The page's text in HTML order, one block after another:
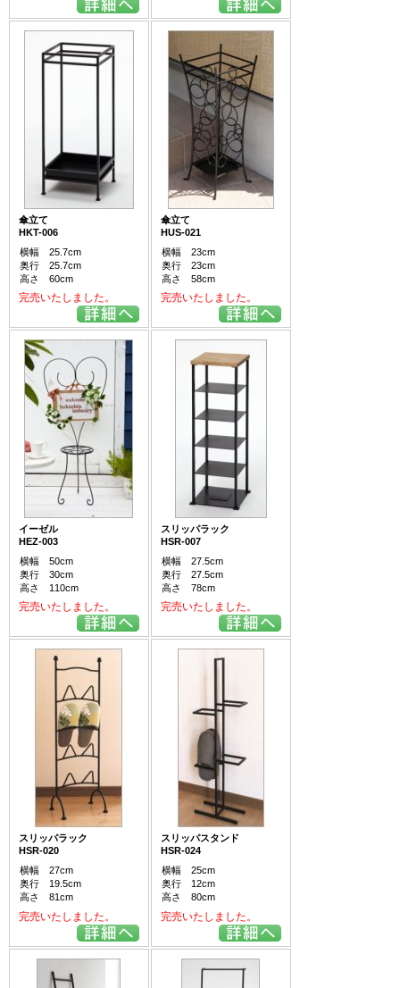
傘立て
HKT-006
横幅 25.7cm
奥行 25.7cm
高さ 60cm
完売いたしました。
傘立て
HUS-021
横幅 23cm
奥行 23cm
高さ 58cm
完売いたしました。
イーゼル
HEZ-003
横幅 50cm
奥行 30cm
高さ 110cm
完売いたしました。
スリッパラック
HSR-007
横幅 27.5cm
奥行 27.5cm
高さ 78cm
完売いたしました。
スリッパラック
HSR-020
横幅 27cm
奥行 19.5cm
高さ 81cm
完売いたしました。
スリッパスタンド
HSR-024
横幅 25cm
奥行 12cm
高さ 80cm
完売いたしました。